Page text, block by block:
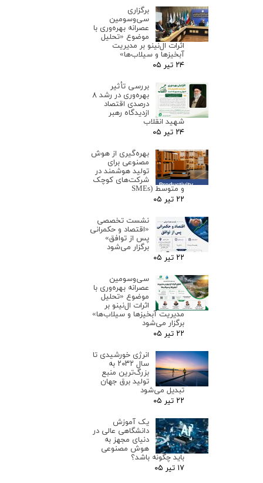
برگزاری
سی‌وسومین
عصرانه بهره‌وری با
موضوع «تحلیل
اثرات ال‌نینو بر مدیریت
آبخیزها و سیلاب‌ها»
۲۴ تیر ۰۵
بررسی تأثیر
بهره‌وری در رشد ۸
درصدی اقتصاد
ازدیدگاه رهبر
شهید انقلاب
۲۴ تیر ۰۵
بهره‌گیری از هوش
مصنوعی برای
تولید هوشمند در
شرکت‌های کوچک
و متوسط (SMEs
۲۲ تیر ۰۵
نشست تخصصی
«اقتصاد و حکمرانی
پس از توافق»
برگزار می‌شود
۲۲ تیر ۰۵
سی‌وسومین
عصرانه بهره‌وری با
موضوع «تحلیل
اثرات ال‌نینو بر
مدیریت آبخیزها و سیلاب‌ها»
برگزار می‌شود
۲۲ تیر ۰۵
انرژی خورشیدی تا
سال ۲۰۳۲ به
بزرگ‌ترین منبع
تولید برق جهان
تبدیل می‌شود
۲۲ تیر ۰۵
یک آموزش
دانشگاهی عالی در
دنیای مجهز به
هوش مصنوعی
باید چگونه باشد؟
۱۷ تیر ۰۵